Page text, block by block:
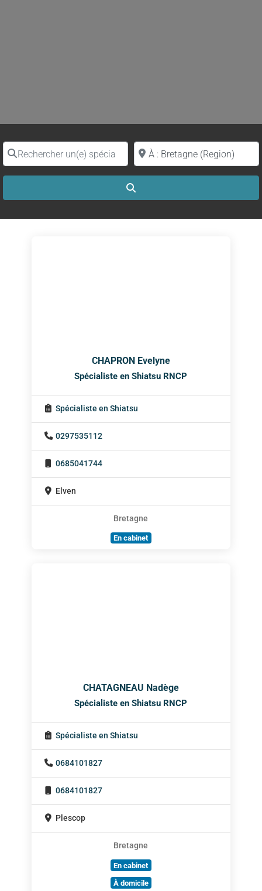
Rechercher un(e) spécialiste par nomProche de (ville ou région)
CHAPRON Evelyne
Spécialiste en Shiatsu RNCP
Spécialiste en Shiatsu
0297535112
0685041744
Elven
Bretagne
En cabinet
CHATAGNEAU Nadège
Spécialiste en Shiatsu RNCP
Spécialiste en Shiatsu
0684101827
0684101827
Plescop
Bretagne
En cabinet
À domicile